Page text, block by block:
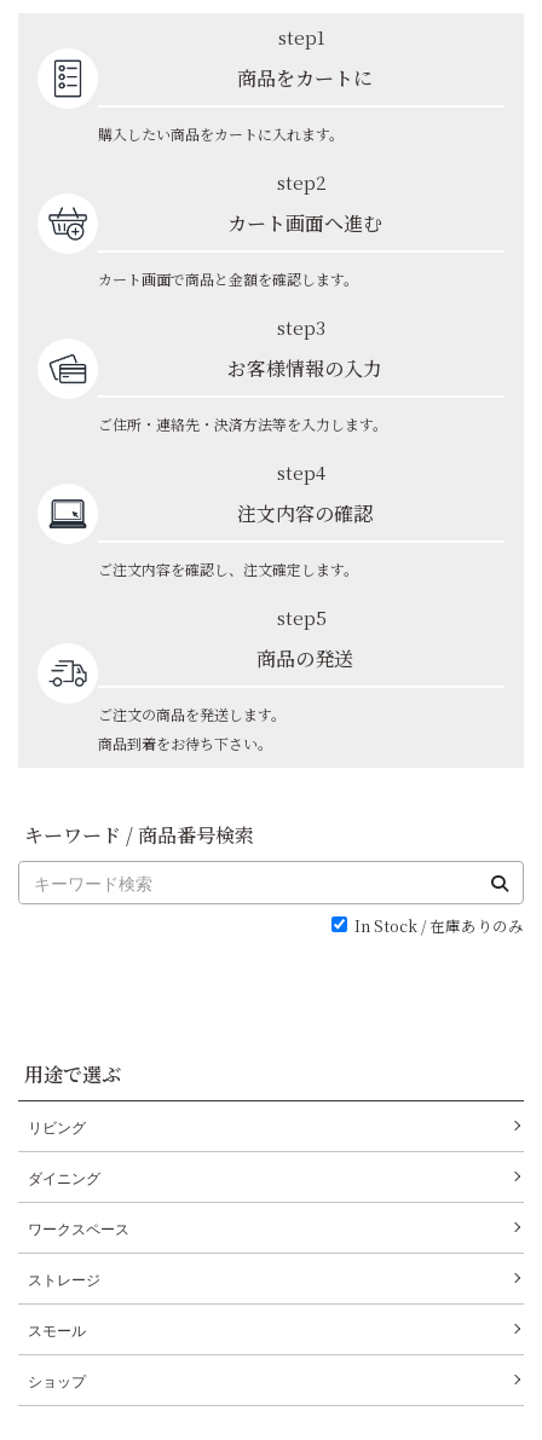
step1
商品をカートに
購入したい商品をカートに入れます。
step2
カート画面へ進む
カート画面で商品と金額を確認します。
step3
お客様情報の入力
ご住所・連絡先・決済方法等を入力します。
step4
注文内容の確認
ご注文内容を確認し、注文確定します。
step5
商品の発送
ご注文の商品を発送します。
商品到着をお待ち下さい。
キーワード / 商品番号検索
In Stock / 在庫ありのみ
用途で選ぶ
リビング
ダイニング
ワークスペース
ストレージ
スモール
ショップ